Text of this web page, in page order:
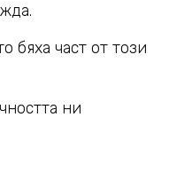
бяха част от този
ни